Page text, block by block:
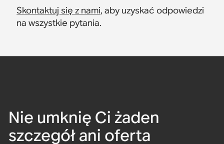
Skontaktuj się z nami, aby uzyskać odpowiedzi
na wszystkie pytania.
Nie umknię Ci żaden
szczegół ani oferta